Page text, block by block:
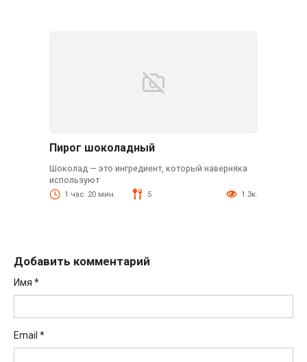
Пирог шоколадный
Шоколад — это ингредиент, который наверняка
используют
1 час. 20 мин. 5 1.3к.
Добавить комментарий
Имя *
Email *